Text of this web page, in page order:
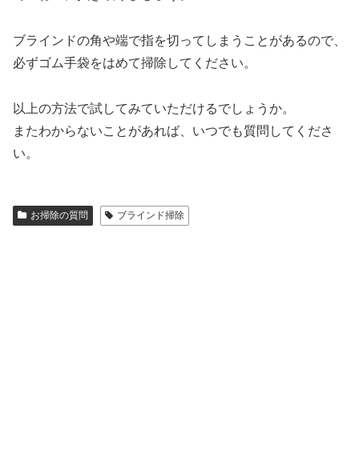
ブラインドの角や端で指を切ってしまうことがあるので、
必ずゴム手袋をはめて掃除してください。
以上の方法で試してみていただけるでしょうか。
またわからないことがあれば、いつでも質問してくださ
い。
お掃除の質問 ブラインド掃除